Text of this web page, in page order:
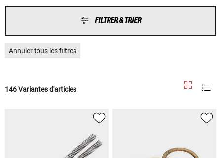
FILTRER & TRIER
Annuler tous les filtres
146 Variantes d'articles